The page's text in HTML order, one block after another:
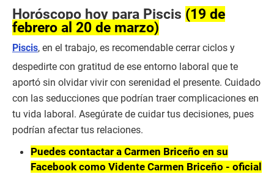
Horóscopo hoy para Piscis (19 de
febrero al 20 de marzo)
Piscis, en el trabajo, es recomendable cerrar ciclos y
despedirte con gratitud de ese entorno laboral que te
aportó sin olvidar vivir con serenidad el presente. Cuidado
con las seducciones que podrían traer complicaciones en
tu vida laboral. Asegúrate de cuidar tus decisiones, pues
podrían afectar tus relaciones.
Puedes contactar a Carmen Briceño en su
Facebook como Vidente Carmen Briceño - oficial